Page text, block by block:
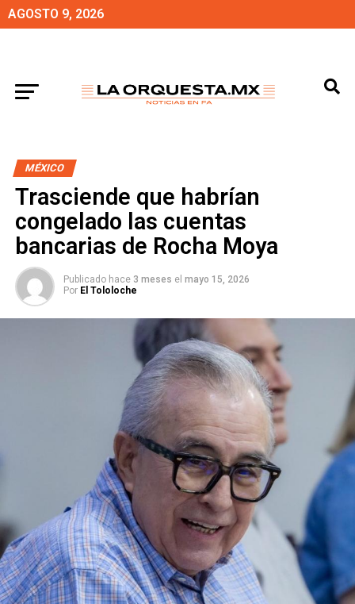
AGOSTO 9, 2026
MÉXICO
Trasciende que habrían
congelado las cuentas
bancarias de Rocha Moya
Publicado hace 3 meses el mayo 15, 2026
Por El Tololoche